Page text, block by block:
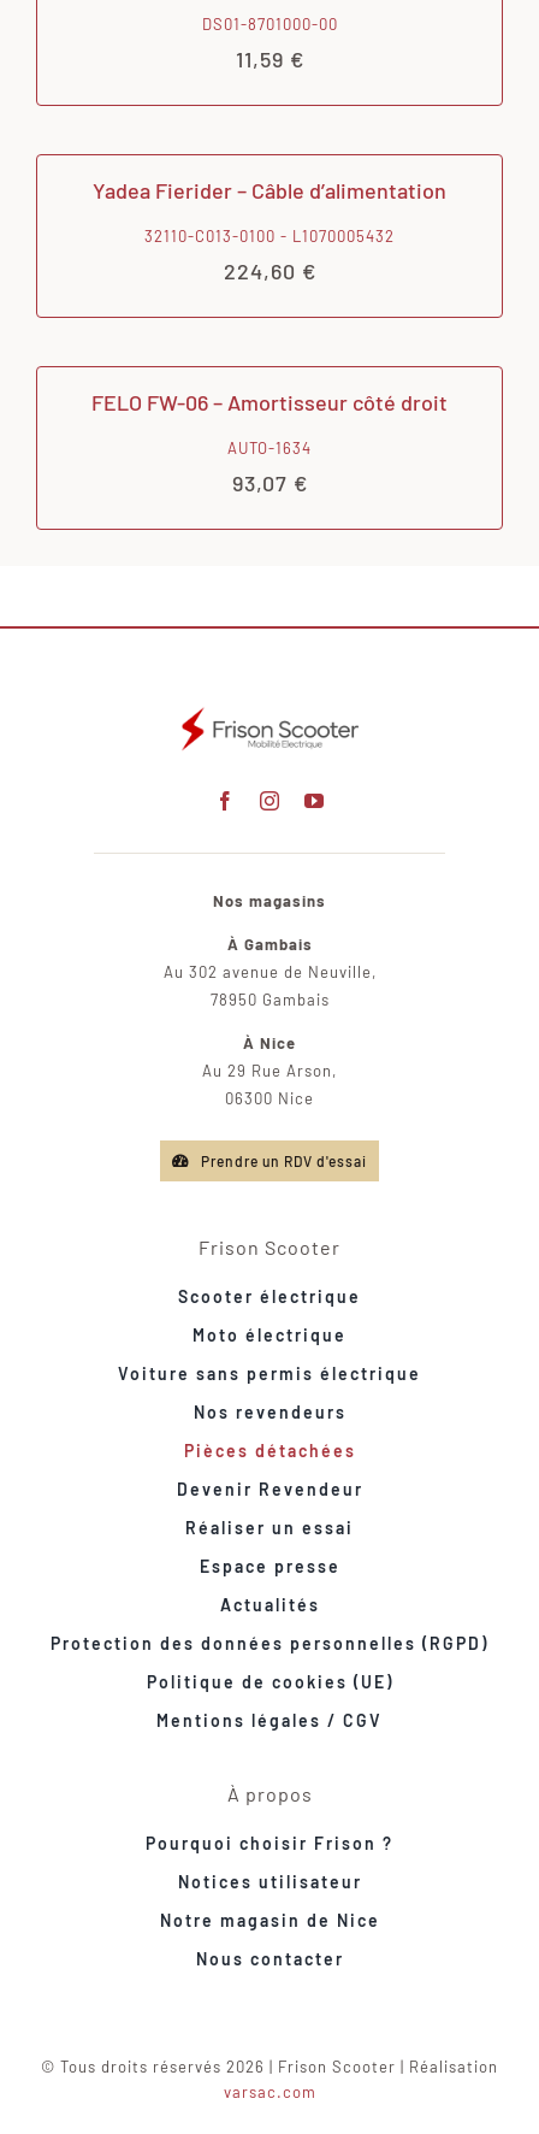
DS01-8701000-00
11,59 €
Yadea Fierider – Câble d’alimentation
32110-C013-0100 - L1070005432
224,60 €
FELO FW-06 – Amortisseur côté droit
AUTO-1634
93,07 €
Nos magasins
À Gambais
Au 302 avenue de Neuville,
78950 Gambais
À Nice
Au 29 Rue Arson,
06300 Nice
Prendre un RDV d'essai
Frison Scooter
Scooter électrique
Moto électrique
Voiture sans permis électrique
Nos revendeurs
Pièces détachées
Devenir Revendeur
Réaliser un essai
Espace presse
Actualités
Protection des données personnelles (RGPD)
Politique de cookies (UE)
Mentions légales / CGV
À propos
Pourquoi choisir Frison ?
Notices utilisateur
Notre magasin de Nice
Nous contacter
© Tous droits réservés 2026 | Frison Scooter | Réalisation
varsac.com